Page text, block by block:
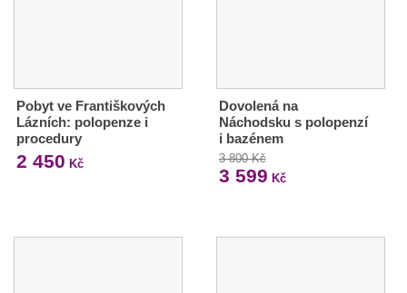
Pobyt ve Františkových
Lázních: polopenze i
procedury
2 450 Kč
Dovolená na
Náchodsku s polopenzí
i bazénem
3 800 Kč
3 599 Kč